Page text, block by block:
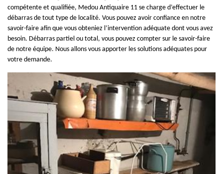
compétente et qualifiée, Medou Antiquaire 11 se charge d’effectuer le
débarras de tout type de localité. Vous pouvez avoir confiance en notre
savoir-faire afin que vous obteniez l’intervention adéquate dont vous avez
besoin. Débarras partiel ou total, vous pouvez compter sur le savoir-faire
de notre équipe. Nous allons vous apporter les solutions adéquates pour
votre demande.